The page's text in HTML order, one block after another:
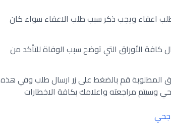
اعفاء ويجب ذكر سبب طلب الاعفاء سواء كان
الأوراق التي توضح سبب الوفاة للتأكد من
المطلوبة قم بالضغط على زر ارسال طلب وفي هذه
وسيتم مراجعته واعلامك بكافة الاخطارات